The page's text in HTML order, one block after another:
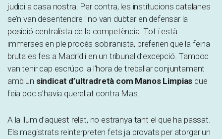
judici a casa nostra. Per contra, les institucions catalanes
se’n van desentendre i no van dubtar en defensar la
posició centralista de la competència. Tot i està
immerses en ple procés sobiranista, preferien que la feina
bruta es fes a Madrid i en un tribunal d’excepció. Tampoc
van tenir cap escrúpol a l’hora de treballar conjuntament
amb un sindicat d’ultradretà com Manos Limpias que
feia poc s’havia querellat contra Mas.
A la llum d’aquest relat, no estranya tant el que ha passat.
Els magistrats reinterpreten fets ja provats per atorgar un